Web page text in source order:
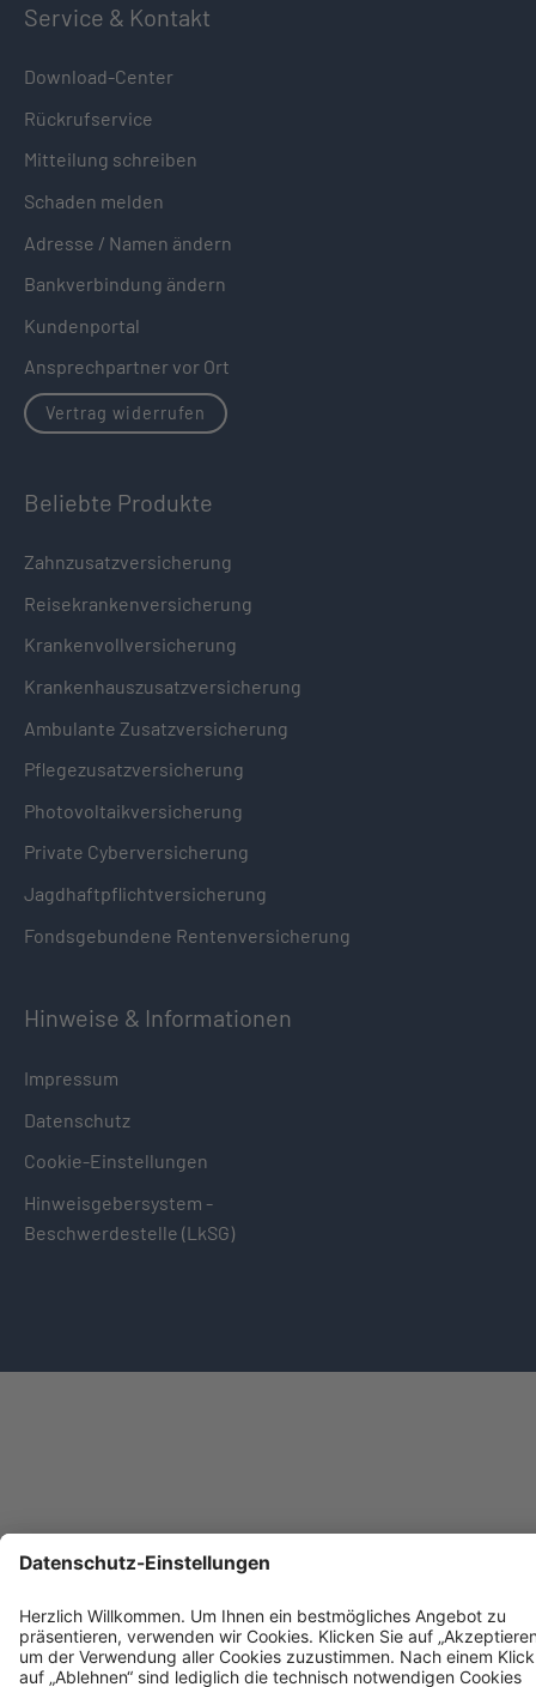
Service & Kontakt
Download-Center
Rückrufservice
Mitteilung schreiben
Schaden melden
Adresse / Namen ändern
Bankverbindung ändern
Kundenportal
Ansprechpartner vor Ort
Vertrag widerrufen
Beliebte Produkte
Zahnzusatzversicherung
Reisekrankenversicherung
Krankenvollversicherung
Krankenhauszusatzversicherung
Ambulante Zusatzversicherung
Pflegezusatzversicherung
Photovoltaikversicherung
Private Cyberversicherung
Jagdhaftpflichtversicherung
Fondsgebundene Rentenversicherung
Hinweise & Informationen
Impressum
Datenschutz
Cookie-Einstellungen
Hinweisgebersystem -
Beschwerdestelle (LkSG)